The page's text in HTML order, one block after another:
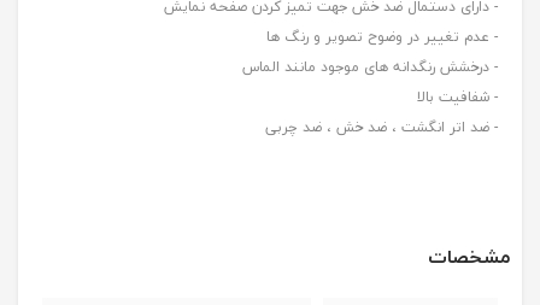
- دارای دستمال ضد خش جهت تمیز کردن صفحه نمایش
- عدم تغییر در وضوح تصویر و رنگ ها
- درخشش رنگدانه های موجود مانند الماس
- شفافیت بالا
- ضد اتر انگشت ، ضد خش ، ضد چربی
مشخصات